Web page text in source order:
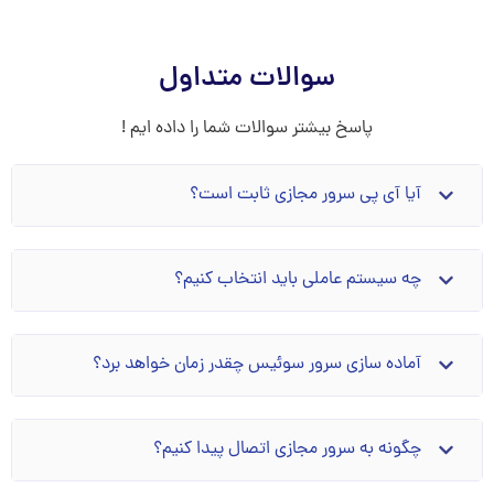
سوالات متداول
پاسخ بیشتر سوالات شما را داده ایم !
آیا آی پی سرور مجازی ثابت است؟
چه سیستم عاملی باید انتخاب کنیم؟
آماده سازی سرور سوئیس چقدر زمان خواهد برد؟
چگونه به سرور مجازی اتصال پیدا کنیم؟